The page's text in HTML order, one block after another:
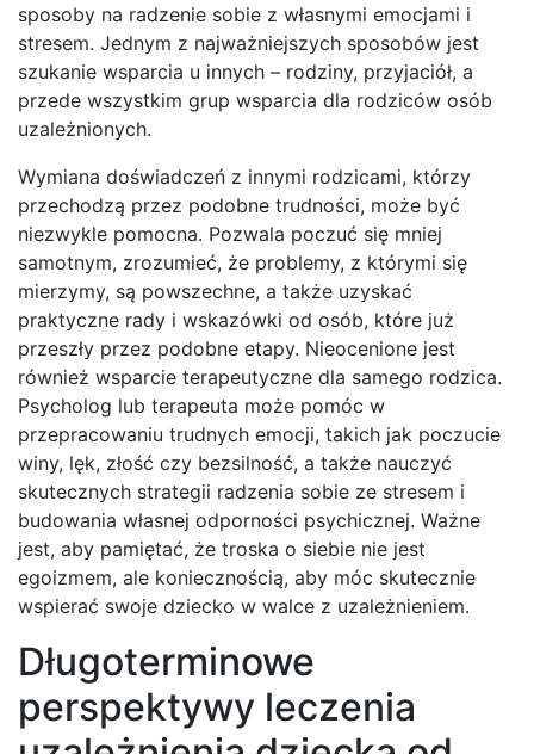
sposoby na radzenie sobie z własnymi emocjami i
stresem. Jednym z najważniejszych sposobów jest
szukanie wsparcia u innych – rodziny, przyjaciół, a
przede wszystkim grup wsparcia dla rodziców osób
uzależnionych.
Wymiana doświadczeń z innymi rodzicami, którzy
przechodzą przez podobne trudności, może być
niezwykle pomocna. Pozwala poczuć się mniej
samotnym, zrozumieć, że problemy, z którymi się
mierzymy, są powszechne, a także uzyskać
praktyczne rady i wskazówki od osób, które już
przeszły przez podobne etapy. Nieocenione jest
również wsparcie terapeutyczne dla samego rodzica.
Psycholog lub terapeuta może pomóc w
przepracowaniu trudnych emocji, takich jak poczucie
winy, lęk, złość czy bezsilność, a także nauczyć
skutecznych strategii radzenia sobie ze stresem i
budowania własnej odporności psychicznej. Ważne
jest, aby pamiętać, że troska o siebie nie jest
egoizmem, ale koniecznością, aby móc skutecznie
wspierać swoje dziecko w walce z uzależnieniem.
Długoterminowe
perspektywy leczenia